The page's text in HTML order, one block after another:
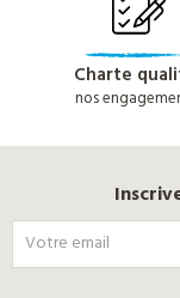
Charte
nos